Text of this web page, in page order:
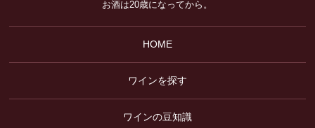
お酒は20歳になってから。
HOME
ワインを探す
ワインの豆知識